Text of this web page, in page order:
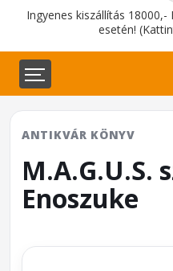
Ingyenes kiszállítás
esetén!
ANTIKVÁR KÖNYV
M.A.G.U.S.
Enoszuke